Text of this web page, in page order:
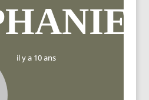
il y a 10 ans